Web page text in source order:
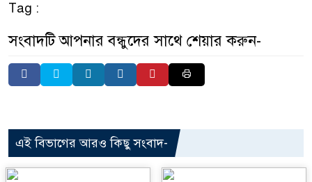
Tag :
সংবাদটি আপনার বন্ধুদের সাথে শেয়ার করুন-
এই বিভাগের আরও কিছু সংবাদ-